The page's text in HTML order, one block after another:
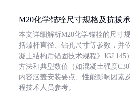
M20化学锚栓尺寸规格及抗拔
本文详细解析M20化学锚栓的尺寸
括螺杆直径、钻孔尺寸等参数，并
凝土结构后锚固技术规程》JGJ
方法和典型数值（如混凝土强度C30
内容涵盖安装要点、性能影响因素
程技术人员参考。